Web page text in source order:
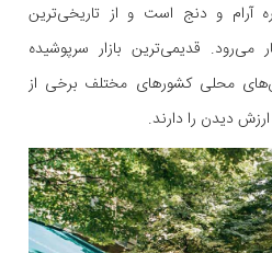
آرام و دنج است و از تاریخی‌ترین
قدیمی‌ترین بازار سرپوشیده
محلی کشورهای مختلف برخی از
دیدن را دارند.